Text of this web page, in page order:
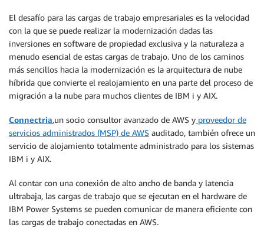
El desafío para las cargas de trabajo empresariales es la velocidad
con la que se puede realizar la modernización dadas las
inversiones en software de propiedad exclusiva y la naturaleza a
menudo esencial de estas cargas de trabajo. Uno de los caminos
más sencillos hacia la modernización es la arquitectura de nube
híbrida que convierte el realojamiento en una parte del proceso de
migración a la nube para muchos clientes de IBM i y AIX.
Connectria,un socio consultor avanzado de AWS y proveedor de
servicios administrados (MSP) de AWS auditado, también ofrece un
servicio de alojamiento totalmente administrado para los sistemas
IBM i y AIX.
Al contar con una conexión de alto ancho de banda y latencia
ultrabaja, las cargas de trabajo que se ejecutan en el hardware de
IBM Power Systems se pueden comunicar de manera eficiente con
las cargas de trabajo conectadas en AWS.